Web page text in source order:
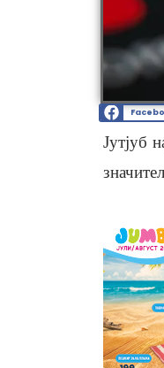
Јутјуб